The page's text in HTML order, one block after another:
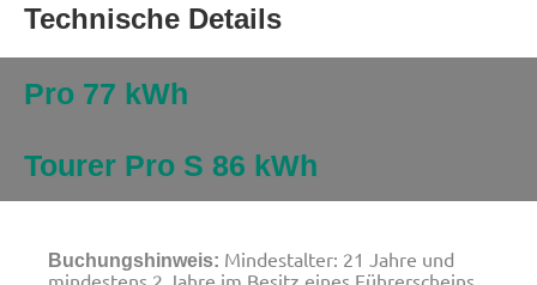
Technische Details
Pro 77 kWh
Tourer Pro S 86 kWh
Buchungshinweis: Mindestalter: 21 Jahre und
mindestens 2 Jahre im Besitz eines Führerscheins.